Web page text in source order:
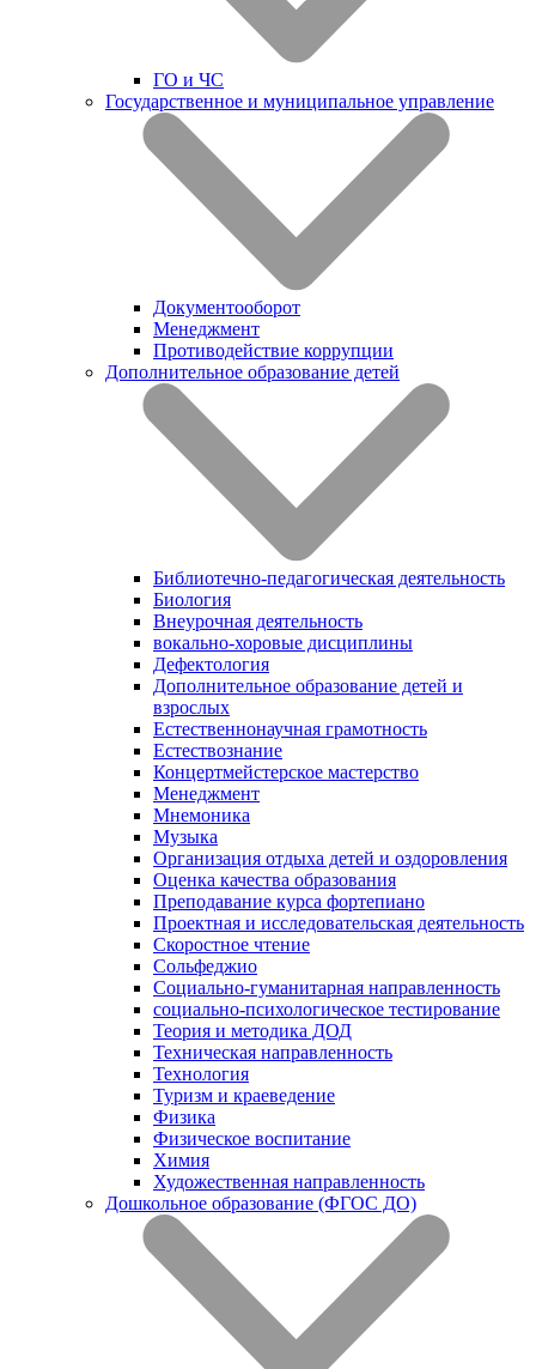
ГО и ЧС
Государственное и муниципальное управление
Документооборот
Менеджмент
Противодействие коррупции
Дополнительное образование детей
Библиотечно-педагогическая деятельность
Биология
Внеурочная деятельность
вокально-хоровые дисциплины
Дефектология
Дополнительное образование детей и
взрослых
Естественнонаучная грамотность
Естествознание
Концертмейстерское мастерство
Менеджмент
Мнемоника
Музыка
Организация отдыха детей и оздоровления
Оценка качества образования
Преподавание курса фортепиано
Проектная и исследовательская деятельность
Скоростное чтение
Сольфеджио
Социально-гуманитарная направленность
социально-психологическое тестирование
Теория и методика ДОД
Техническая направленность
Технология
Туризм и краеведение
Физика
Физическое воспитание
Химия
Художественная направленность
Дошкольное образование (ФГОС ДО)